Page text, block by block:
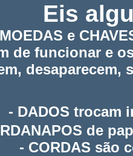
Eis
e
de funcionar e
- DADOS trocam
de
- CORDAS são